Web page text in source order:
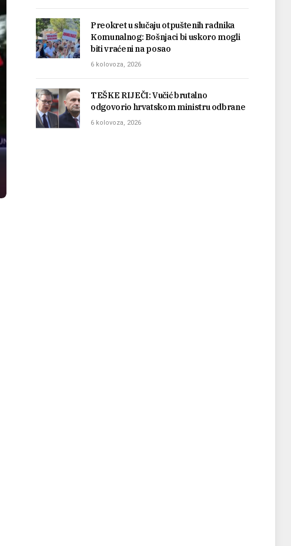
Preokret u slučaju otpuštenih radnika
Komunalnog: Bošnjaci bi uskoro mogli
biti vraćeni na posao
6 kolovoza, 2026
TEŠKE RIJEČI: Vučić brutalno
odgovorio hrvatskom ministru odbrane
6 kolovoza, 2026